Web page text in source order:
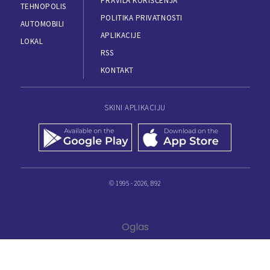
TEHNOPOLIS
AUTOMOBILI
LOKAL
POLITIKA PRIVATNOSTI
APLIKACIJE
RSS
KONTAKT
SKINI APLIKACIJU
© 1995 - 2026, B92